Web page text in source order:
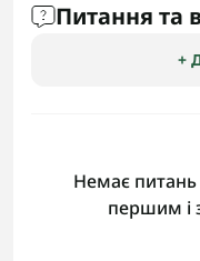
Питання та
+
Немає питань
першим і